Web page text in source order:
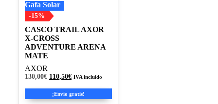
Gafa Solar
-15%
CASCO TRAIL AXOR
X-CROSS
ADVENTURE ARENA
MATE
AXOR
130,00€ El
original
era:
110,50€El
actual
es:
IVA incluido
¡Envío gratis!
variantes.
Las
opciones
se
pueden
elegir
en
la
página